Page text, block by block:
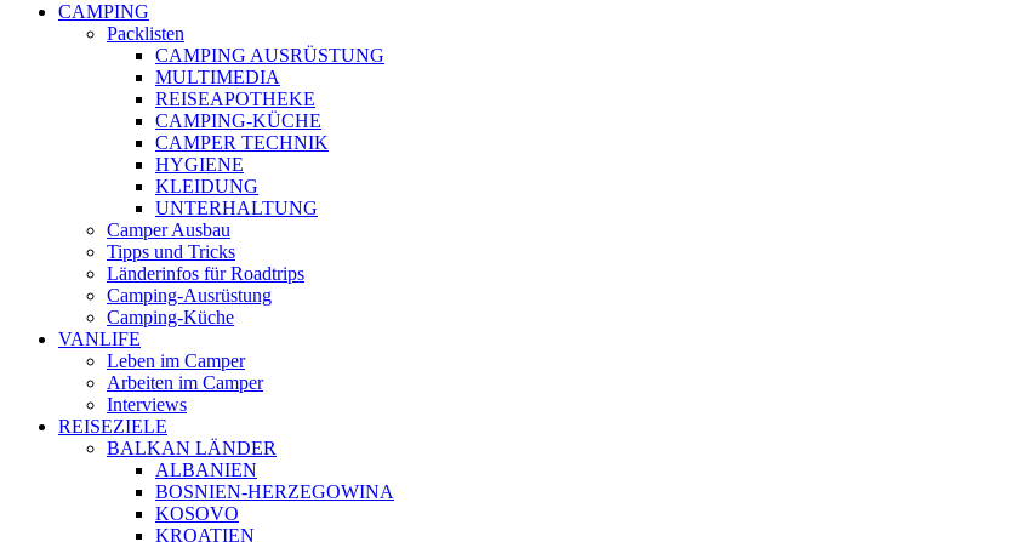
CAMPING
Packlisten
CAMPING AUSRÜSTUNG
MULTIMEDIA
REISEAPOTHEKE
CAMPING-KÜCHE
CAMPER TECHNIK
HYGIENE
KLEIDUNG
UNTERHALTUNG
Camper Ausbau
Tipps und Tricks
Länderinfos für Roadtrips
Camping-Ausrüstung
Camping-Küche
VANLIFE
Leben im Camper
Arbeiten im Camper
Interviews
REISEZIELE
BALKAN LÄNDER
ALBANIEN
BOSNIEN-HERZEGOWINA
KOSOVO
KROATIEN